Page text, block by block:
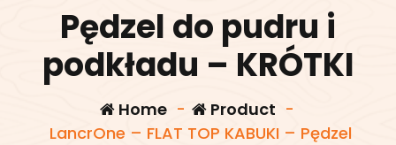
Pędzel do pudru i
podkładu – KRÓTKI
Home- Product -
LancrOne – FLAT TOP KABUKI – Pędzel